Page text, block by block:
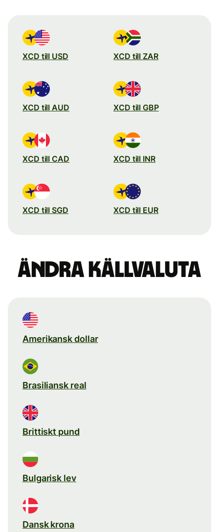
XCD till USD XCD till ZAR
XCD till AUD XCD till GBP
XCD till CAD XCD till INR
XCD till SGD XCD till EUR
Ändra källvaluta
Amerikansk dollar
Brasiliansk real
Brittiskt pund
Bulgarisk lev
Dansk krona